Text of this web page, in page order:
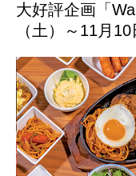
大好評企画「
（土）～11月10